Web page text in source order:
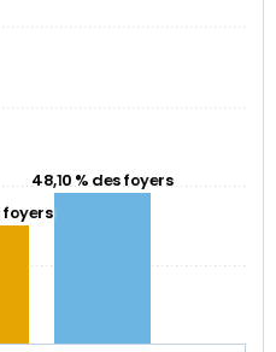
foyers
48,10 % des foyers